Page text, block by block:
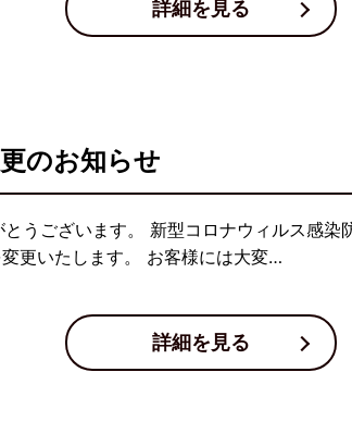
詳細を見る
のお知らせ
うございます。 新型コロナウィルス感
更いたします。 お客様には大変…
詳細を見る